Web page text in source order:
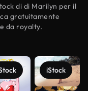
di di Marilyn per il
gratuitamente
da royalty.
iStock